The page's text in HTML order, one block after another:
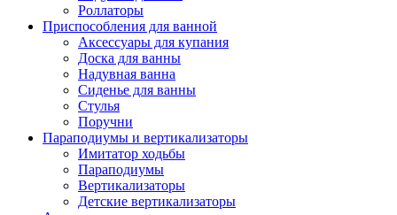
Роллаторы
Приспособления для ванной
Аксессуары для купания
Доска для ванны
Надувная ванна
Сиденье для ванны
Стулья
Поручни
Параподиумы и вертикализаторы
Имитатор ходьбы
Параподиумы
Вертикализаторы
Детские вертикализаторы